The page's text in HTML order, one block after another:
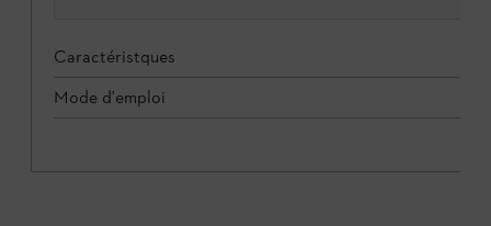
Caractéristques
Mode d'emploi